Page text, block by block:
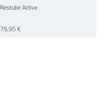
Restube Active
79,95 €